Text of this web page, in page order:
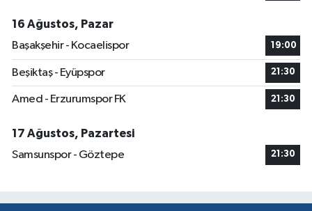
16 Ağustos, Pazar
Başakşehir - Kocaelispor
19:00
Beşiktaş - Eyüpspor 21:30
Amed - Erzurumspor FK 21:30
17 Ağustos, Pazartesi
Samsunspor - Göztepe
21:30